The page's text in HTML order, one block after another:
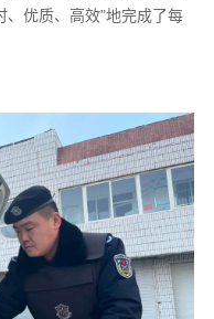
、优质、高效”地完成了每